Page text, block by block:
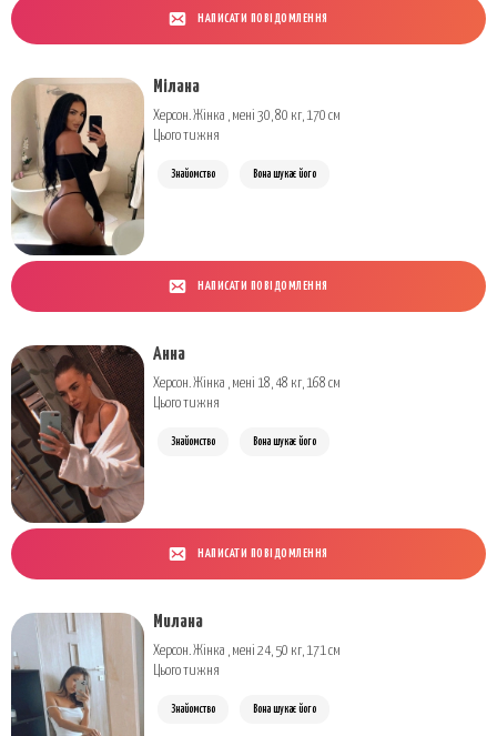
НАПИСАТИ ПОВІДОМЛЕННЯ
Мілана
Херсон. Жінка , мені 30, 80 кг, 170 см
Цього тижня
Знайомство Вона шукає його
НАПИСАТИ ПОВІДОМЛЕННЯ
Анна
Херсон. Жінка , мені 18, 48 кг, 168 см
Цього тижня
Знайомство Вона шукає його
НАПИСАТИ ПОВІДОМЛЕННЯ
Милана
Херсон. Жінка , мені 24, 50 кг, 171 см
Цього тижня
Знайомство Вона шукає його